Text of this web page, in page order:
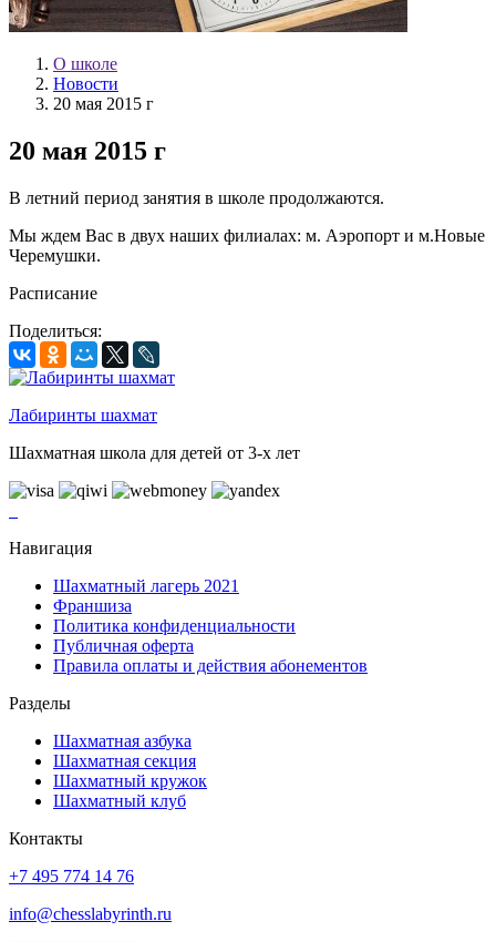
О школе
Новости
20 мая 2015 г
20 мая 2015 г
В летний период занятия в школе продолжаются.
Мы ждем Вас в двух наших филиалах: м. Аэропорт и м.Новые
Черемушки.
Расписание
Поделиться:
Лабиринты шахмат
Шахматная школа для детей от 3-х лет
Навигация
Шахматный лагерь 2021
Франшиза
Политика конфиденциальности
Публичная оферта
Правила оплаты и действия абонементов
Разделы
Шахматная азбука
Шахматная секция
Шахматный кружок
Шахматный клуб
Контакты
+7 495 774 14 76
info@chesslabyrinth.ru